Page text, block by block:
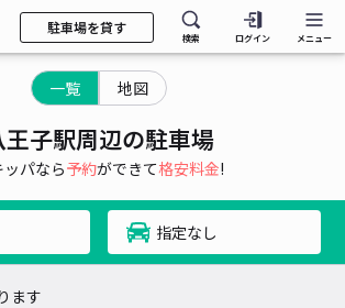
駐車場を貸す
検索 ログイン メニュー
一覧 地図
王子駅周辺の駐車場
ッパなら予約ができて格安料金!
指定なし
ます